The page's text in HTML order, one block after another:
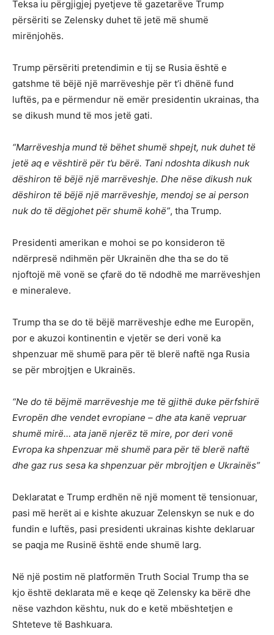
Teksa iu përgjigjej pyetjeve të gazetarëve Trump
përsëriti se Zelensky duhet të jetë më shumë
mirënjohës.
Trump përsëriti pretendimin e tij se Rusia është e
gatshme të bëjë një marrëveshje për t’i dhënë fund
luftës, pa e përmendur në emër presidentin ukrainas, tha
se dikush mund të mos jetë gati.
“Marrëveshja mund të bëhet shumë shpejt, nuk duhet të
jetë aq e vështirë për t’u bërë. Tani ndoshta dikush nuk
dëshiron të bëjë një marrëveshje. Dhe nëse dikush nuk
dëshiron të bëjë një marrëveshje, mendoj se ai person
nuk do të dëgjohet për shumë kohë”, tha Trump.
Presidenti amerikan e mohoi se po konsideron të
ndërpresë ndihmën për Ukrainën dhe tha se do të
njoftojë më vonë se çfarë do të ndodhë me marrëveshjen
e mineraleve.
Trump tha se do të bëjë marrëveshje edhe me Europën,
por e akuzoi kontinentin e vjetër se deri vonë ka
shpenzuar më shumë para për të blerë naftë nga Rusia
se për mbrojtjen e Ukrainës.
“Ne do të bëjmë marrëveshje me të gjithë duke përfshirë
Evropën dhe vendet evropiane – dhe ata kanë vepruar
shumë mirë… ata janë njerëz të mire, por deri vonë
Evropa ka shpenzuar më shumë para për të blerë naftë
dhe gaz rus sesa ka shpenzuar për mbrojtjen e Ukrainës”
Deklaratat e Trump erdhën në një moment të tensionuar,
pasi më herët ai e kishte akuzuar Zelenskyn se nuk e do
fundin e luftës, pasi presidenti ukrainas kishte deklaruar
se paqja me Rusinë është ende shumë larg.
Në një postim në platformën Truth Social Trump tha se
kjo është deklarata më e keqe që Zelensky ka bërë dhe
nëse vazhdon kështu, nuk do e ketë mbështetjen e
Shteteve të Bashkuara.